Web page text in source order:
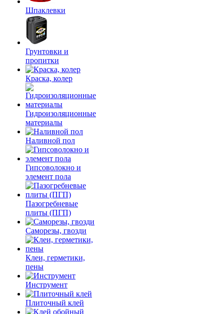
Шпаклевки
Грунтовки и
пропитки
Краска, колер
Гидроизоляционные
материалы
Наливной пол
Гипсоволокно и
элемент пола
Пазогребневые
плиты (ПГП)
Саморезы, гвозди
Клеи, герметики,
пены
Инструмент
Плиточный клей